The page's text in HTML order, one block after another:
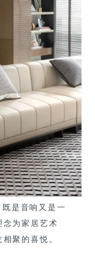
是音响又是一
念为家居艺术
聚的喜悦。